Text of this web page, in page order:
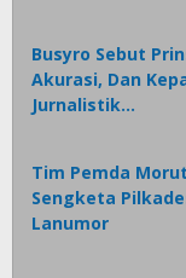
Busyro Sebut
Akurasi, Dan
Jurnalistik…
Tim Pemda
Sengketa
Lanumor